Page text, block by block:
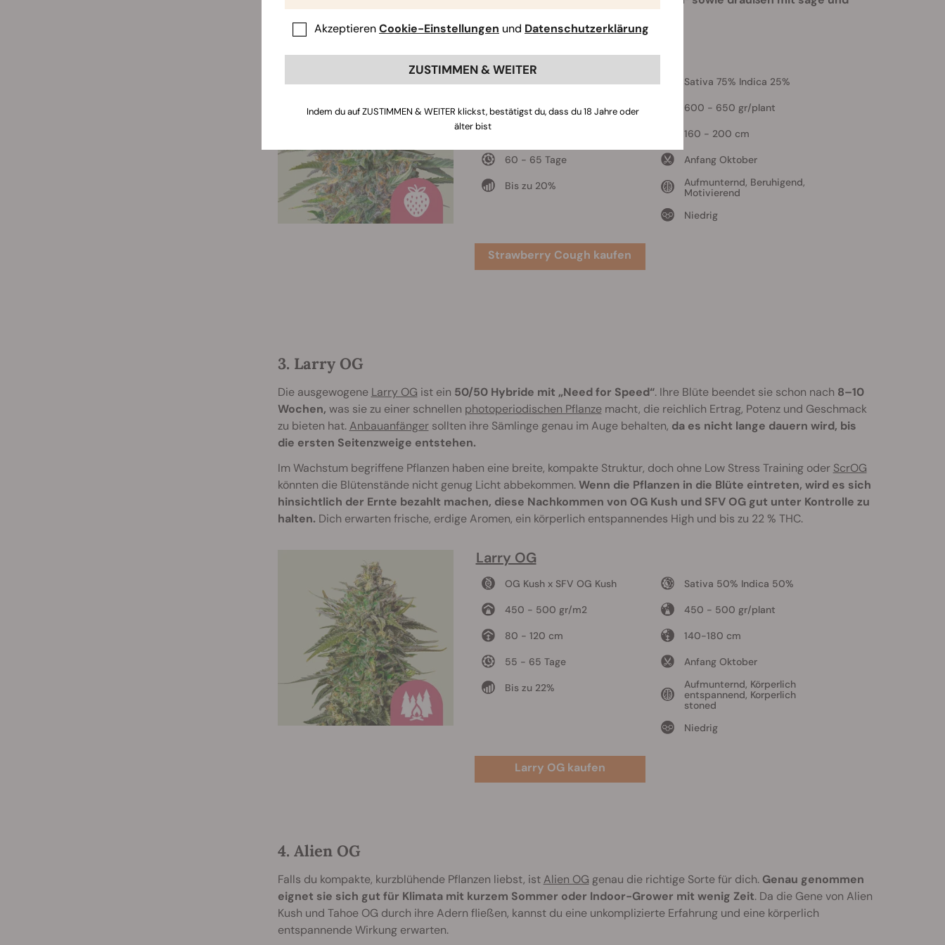
Strawberry Cough
Strawberry Fields x Haze
450 - 500 gr/m2
60 - 65 Tage
Bis zu 20%
Sativa 75% Indica 25%
600 - 650 gr/plant
160 - 200 cm
Anfang Oktober
Aufmunternd, Beruhigend,
Motivierend
Niedrig
Strawberry Cough kaufen
3. Larry OG
Die ausgewogene Larry OG ist ein 50/50 Hybride mit „Need for Speed“. Ihre Blüte beendet sie schon nach 8–10
Wochen, was sie zu einer schnellen photoperiodischen Pflanzemacht, die reichlich Ertrag, Potenz und Geschmack
zu bieten hat.Anbauanfängersollten ihre Sämlinge genau im Auge behalten, da es nicht lange dauern wird, bis
die ersten Seitenzweige entstehen.
Im Wachstum begriffene Pflanzen haben eine breite, kompakte Struktur, doch ohne Low Stress Training oder ScrOG
könnten die Blütenstände nicht genug Licht abbekommen.Wenn die Pflanzen in die Blüte eintreten, wird es sich
hinsichtlich der Ernte bezahlt machen, diese Nachkommen von OG Kush und SFV OG gut unter Kontrolle zu
halten. Dich erwarten frische, erdige Aromen, ein körperlich entspannendes High und bis zu 22 % THC.
Larry OG
OG Kush x SFV OG Kush
450 - 500 gr/m2
80 - 120 cm
55 - 65 Tage
Bis zu 22%
Sativa 50% Indica 50%
450 - 500 gr/plant
140-180 cm
Anfang Oktober
Aufmunternd, Körperlich
entspannend, Korperlich
stoned
Niedrig
Larry OG kaufen
4. Alien OG
Falls du kompakte, kurzblühende Pflanzen liebst, istAlien OG genau die richtige Sorte für dich. Genau genommen
eignet sie sich gut für Klimata mit kurzem Sommer oder Indoor-Grower mit wenig Zeit. Da die Gene von Alien
Kush und Tahoe OG durch ihre Adern fließen, kannst du eine unkomplizierte Erfahrung und eine körperlich
entspannende Wirkung erwarten.
AkzeptierenCookie-Einstellungen und Datenschutzerklärung
ZUSTIMMEN & WEITER
Indem du auf ZUSTIMMEN & WEITER klickst, bestätigst du, dass du 18 Jahre oder
älter bist